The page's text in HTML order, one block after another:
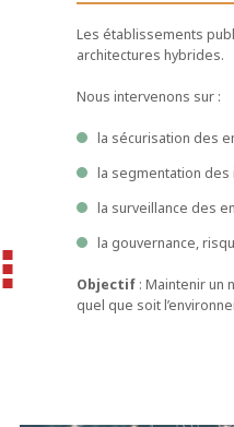
Les établissements
architectures hybrides.
Nous intervenons sur :
la sécurisation des
la segmentation des
la surveillance des
la gouvernance,
Objectif : Maintenir un
quel que soit